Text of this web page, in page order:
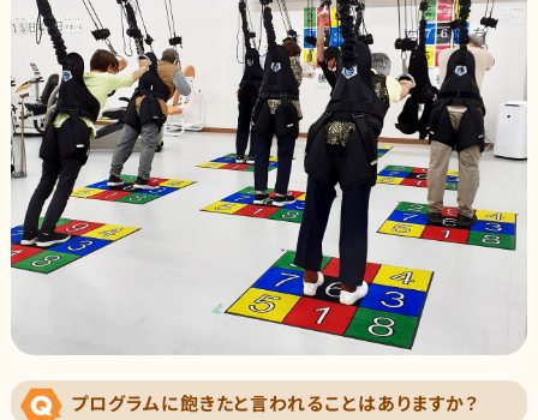
プログラムに飽きたと言われることはありますか？